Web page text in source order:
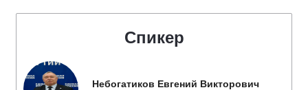
Спикер
Небогатиков Евгений Викторович